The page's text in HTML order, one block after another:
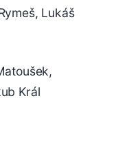
Lukáš
Král